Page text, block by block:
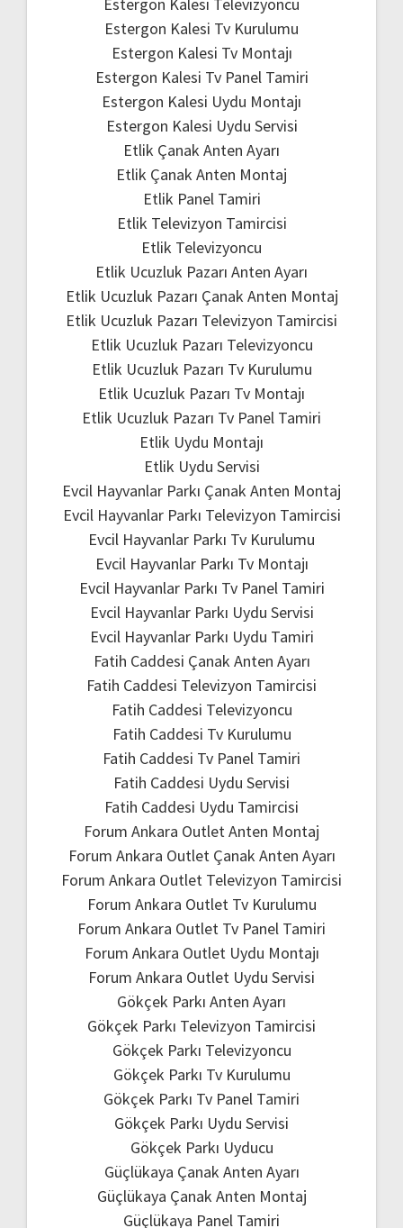
Estergon Kalesi Televizyoncu
Estergon Kalesi Tv Kurulumu
Estergon Kalesi Tv Montajı
Estergon Kalesi Tv Panel Tamiri
Estergon Kalesi Uydu Montajı
Estergon Kalesi Uydu Servisi
Etlik Çanak Anten Ayarı
Etlik Çanak Anten Montaj
Etlik Panel Tamiri
Etlik Televizyon Tamircisi
Etlik Televizyoncu
Etlik Ucuzluk Pazarı Anten Ayarı
Etlik Ucuzluk Pazarı Çanak Anten Montaj
Etlik Ucuzluk Pazarı Televizyon Tamircisi
Etlik Ucuzluk Pazarı Televizyoncu
Etlik Ucuzluk Pazarı Tv Kurulumu
Etlik Ucuzluk Pazarı Tv Montajı
Etlik Ucuzluk Pazarı Tv Panel Tamiri
Etlik Uydu Montajı
Etlik Uydu Servisi
Evcil Hayvanlar Parkı Çanak Anten Montaj
Evcil Hayvanlar Parkı Televizyon Tamircisi
Evcil Hayvanlar Parkı Tv Kurulumu
Evcil Hayvanlar Parkı Tv Montajı
Evcil Hayvanlar Parkı Tv Panel Tamiri
Evcil Hayvanlar Parkı Uydu Servisi
Evcil Hayvanlar Parkı Uydu Tamiri
Fatih Caddesi Çanak Anten Ayarı
Fatih Caddesi Televizyon Tamircisi
Fatih Caddesi Televizyoncu
Fatih Caddesi Tv Kurulumu
Fatih Caddesi Tv Panel Tamiri
Fatih Caddesi Uydu Servisi
Fatih Caddesi Uydu Tamircisi
Forum Ankara Outlet Anten Montaj
Forum Ankara Outlet Çanak Anten Ayarı
Forum Ankara Outlet Televizyon Tamircisi
Forum Ankara Outlet Tv Kurulumu
Forum Ankara Outlet Tv Panel Tamiri
Forum Ankara Outlet Uydu Montajı
Forum Ankara Outlet Uydu Servisi
Gökçek Parkı Anten Ayarı
Gökçek Parkı Televizyon Tamircisi
Gökçek Parkı Televizyoncu
Gökçek Parkı Tv Kurulumu
Gökçek Parkı Tv Panel Tamiri
Gökçek Parkı Uydu Servisi
Gökçek Parkı Uyducu
Güçlükaya Çanak Anten Ayarı
Güçlükaya Çanak Anten Montaj
Güçlükaya Panel Tamiri